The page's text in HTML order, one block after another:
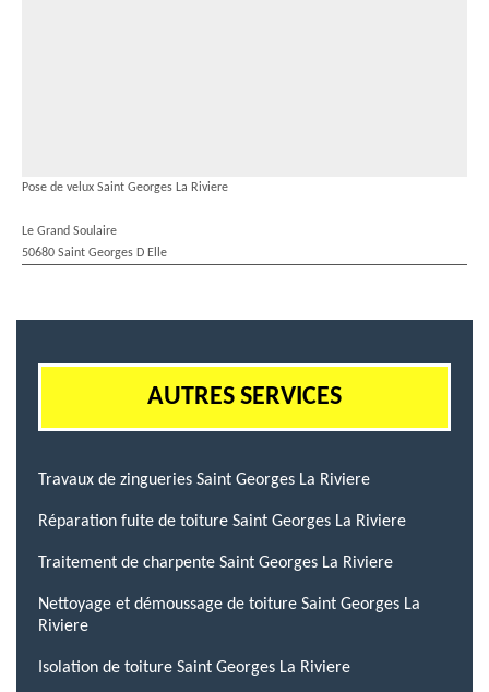
Pose de velux Saint Georges La Riviere
Le Grand Soulaire
50680 Saint Georges D Elle
AUTRES SERVICES
Travaux de zingueries Saint Georges La Riviere
Réparation fuite de toiture Saint Georges La Riviere
Traitement de charpente Saint Georges La Riviere
Nettoyage et démoussage de toiture Saint Georges La
Riviere
Isolation de toiture Saint Georges La Riviere